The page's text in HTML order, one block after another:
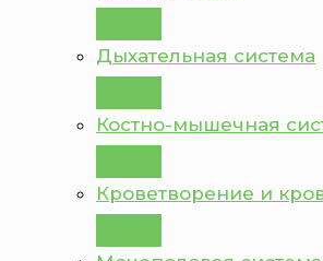
Дыхательная система
Костно-мышечная
Кроветворение и